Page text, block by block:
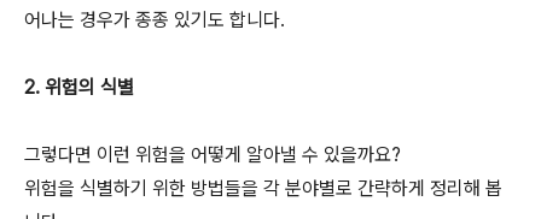
어나는 경우가 종종 있기도 합니다.
2. 위험의 식별
그렇다면 이런 위험을 어떻게 알아낼 수 있을까요?
위험을 식별하기 위한 방법들을 각 분야별로 간략하게 정리해 봅